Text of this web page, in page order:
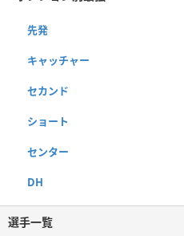
先発
キャッチャー
セカンド
ショート
センター
DH
選手一覧